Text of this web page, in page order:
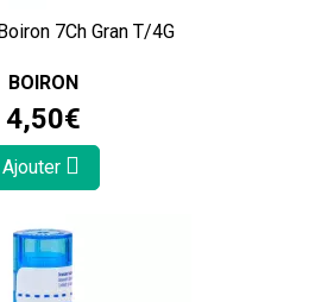
7Ch Gran T/4G
BOIRON
4,50€
Ajouter